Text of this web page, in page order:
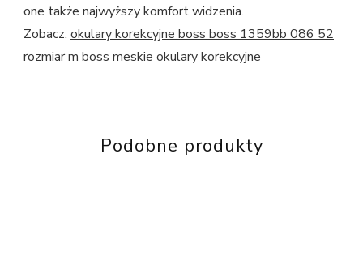
one także najwyższy komfort widzenia.
Zobacz: okulary korekcyjne boss boss 1359bb 086 52
rozmiar m boss meskie okulary korekcyjne
Podobne produkty